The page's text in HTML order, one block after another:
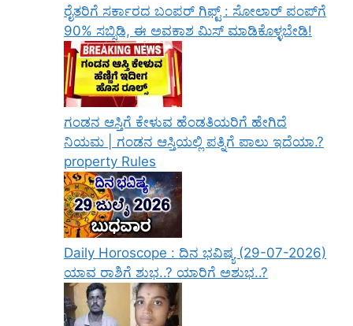
ರೈತರಿಗೆ ಸರ್ಕಾರದ ಬಂಪರ್ ಗಿಫ್ಟ್ : ಸೋಲಾರ್ ಪಂಪ್‌ಗೆ
90% ಸಬ್ಸಿಡಿ, ಈ ಅವಕಾಶ ಮಿಸ್ ಮಾಡಿಕೊಳ್ಳಬೇಡಿ!
ಗಂಡನ ಆಸ್ತಿಗೆ ಕೇಳುವ ಹೆಂಡತಿಯರಿಗೆ ಹೇಗಿದೆ
ನಿಯಮ | ಗಂಡನ ಆಸ್ತಿಯಲ್ಲಿ ಪತ್ನಿಗೆ ಪಾಲು ಇದೆಯಾ.?
property Rules
Daily Horoscope : ದಿನ ಭವಿಷ್ಯ (29-07-2026)
ಯಾವ ರಾಶಿಗೆ ಶುಭ..? ಯಾರಿಗೆ ಅಶುಭ..?